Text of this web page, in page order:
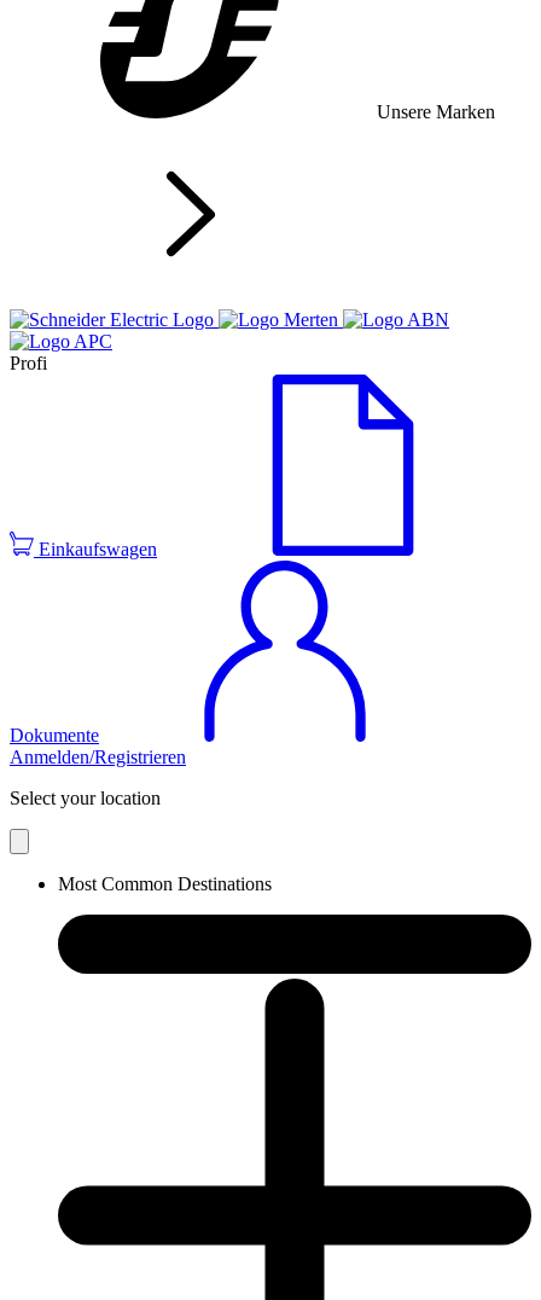
Unsere Marken
Profi
Einkaufswagen
Dokumente
Anmelden/Registrieren
Select your location
Most Common Destinations